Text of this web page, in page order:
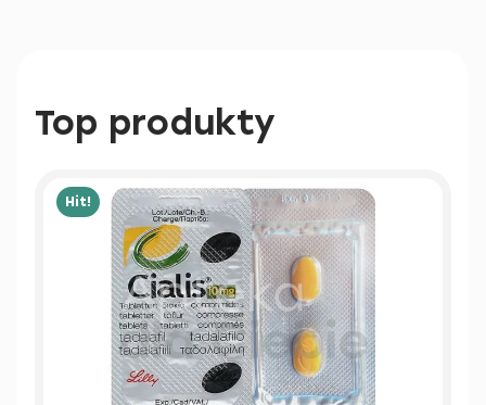
Top produkty
Hit!